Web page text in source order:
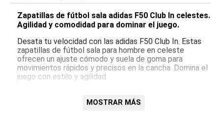
Zapatillas de fútbol sala adidas F50 Club In celestes.
Agilidad y comodidad para dominar el juego.
Desata tu velocidad con las adidas F50 Club In. Estas
zapatillas de fútbol sala para hombre en celeste
ofrecen un ajuste cómodo y suela de goma para
movimientos rápidos y precisos en la cancha. Domina el
juego con estilo y agilidad.
MOSTRAR MÁS